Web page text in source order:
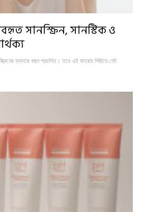
সানস্ক্রিন, সানস্টিক ও
ব্যবহার বহুল প্রচলিত। তবে এই যাত্রায় পিছিয়ে নেই